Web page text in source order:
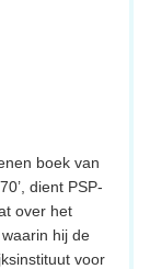
boek van
dient PSP-
over het
hij de
voor